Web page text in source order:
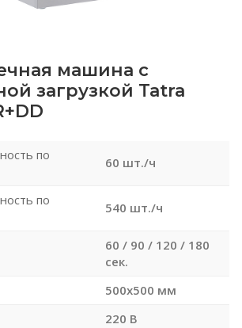
машина с
загрузкой Tatra
по
60 шт./ч
по
540 шт./ч
60 / 90 / 120 / 180
сек.
500х500 мм
220 В